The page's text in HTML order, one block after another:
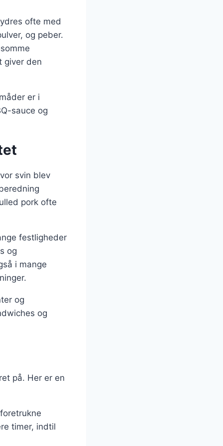
ofte med
og peber.
giver den
er i
sauce og
svin blev
pork ofte
festligheder
og
i mange
og
og
på. Her er en
timer, indtil